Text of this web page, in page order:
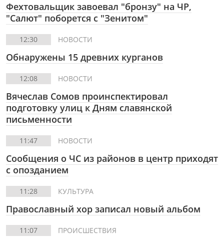
Фехтовальщик завоевал "бронзу" на ЧР,
"Салют" поборется с "Зенитом"
12:30 НОВОСТИ
Обнаружены 15 древних курганов
12:08 НОВОСТИ
Вячеслав Сомов проинспектировал
подготовку улиц к Дням славянской
письменности
11:47 НОВОСТИ
Сообщения о ЧС из районов в центр приходят
с опозданием
11:28 КУЛЬТУРА
Православный хор записал новый альбом
11:07 ПРОИСШЕСТВИЯ